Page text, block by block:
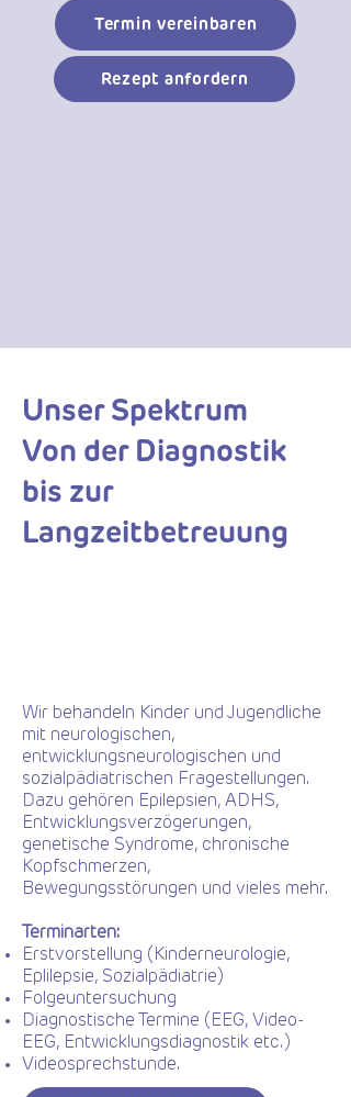
Termin vereinbaren
Rezept anfordern
Unser Spektrum
Von der Diagnostik
bis zur
Langzeitbetreuung
Wir behandeln Kinder und Jugendliche
mit neurologischen,
entwicklungsneurologischen und
sozialpädiatrischen Fragestellungen.
Dazu gehören Epilepsien, ADHS,
Entwicklungsverzögerungen,
genetische Syndrome, chronische
Kopfschmerzen,
Bewegungsstörungen und vieles mehr.
Terminarten:
Erstvorstellung (Kinderneurologie,
Eplilepsie, Sozialpädiatrie)
Folgeuntersuchung
Diagnostische Termine (EEG, Video-
EEG, Entwicklungsdiagnostik etc.)
Videosprechstunde.